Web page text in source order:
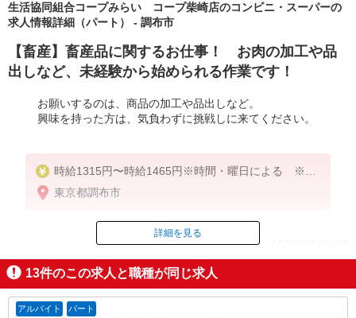
生活協同組合コープみらい コープ柴崎店のコンビニ・スーパーの
求人情報詳細（パート） - 調布市
【畜産】畜産品に関するお仕事！ お肉の加工や品
出しなど、未経験から始められる作業です！
お願いするのは、商品の加工や品出しなど。
興味を持った方は、気負わずに挑戦しに来てください。
時給1315円〜時給1465円※時間・曜日による ※加
給含む
※9時迄 時給＋100円
※16時（17時）以降 時給＋150円
※日・祝日 時給＋150円
東京都調布市
ID：AE0608942163
掲載期間終了
詳細を見る
13件のこの求人と職種が同じ求人
アルバイト パート